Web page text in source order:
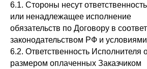
6.1. Стороны несут
или ненадлежащее исполнение
обязательств по Договору в
законодательством РФ и
6.2. Ответственность Исполнителя
размером оплаченных Заказчиком
Лицензия на образовательную деятельность
№ Л035-01255-50/01372322 от 03.09.2024
+7(993)603-93-38